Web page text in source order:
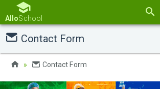
AlloSchool
Contact Form
Contact Form